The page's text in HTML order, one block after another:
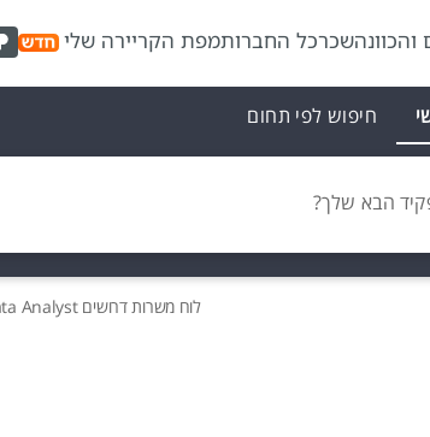
והכוונהשכרכל החברותמפת הקריירה שלי
חיפוש לפי תחום
הבא שלך?
לוח משרותדרושים Data Analyst בבית שמש, לא נמצאו תוצאות לחיפוש זה